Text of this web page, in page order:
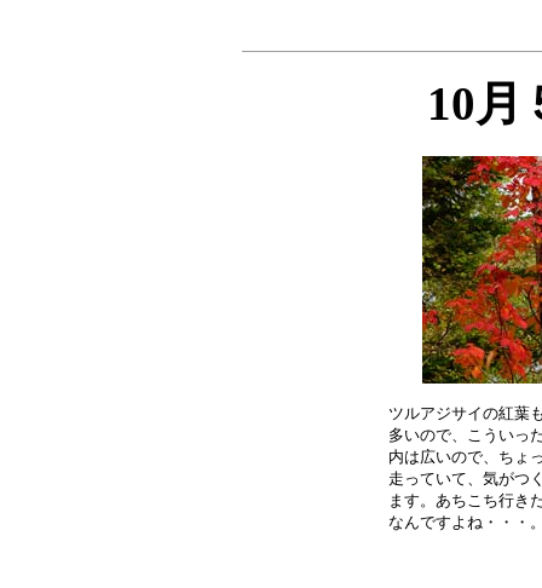
10月
ツルアジサイの紅葉
多いので、こういっ
内は広いので、ちょ
走っていて、気がつ
ます。あちこち行き